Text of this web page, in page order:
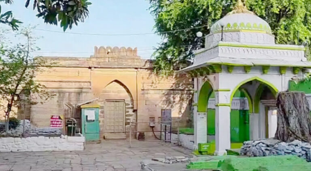
DON'T MISS
تھالی پیٹ کر کاکروچ جنتا پارٹی کے ارکان کاجنتر منتر پر
مظاہرہ